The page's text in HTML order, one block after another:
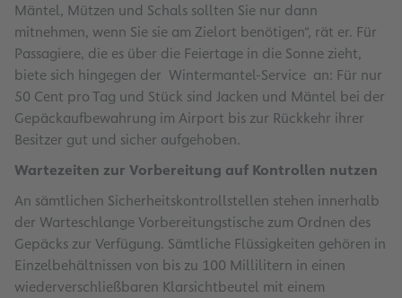
Mäntel, Mützen und Schals sollten Sie nur dann
mitnehmen, wenn Sie sie am Zielort benötigen“, rät er. Für
Passagiere, die es über die Feiertage in die Sonne zieht,
biete sich hingegen der Wintermantel-Service an: Für nur
50 Cent pro Tag und Stück sind Jacken und Mäntel bei der
Gepäckaufbewahrung im Airport bis zur Rückkehr ihrer
Besitzer gut und sicher aufgehoben.
Wartezeiten zur Vorbereitung auf Kontrollen nutzen
An sämtlichen Sicherheitskontrollstellen stehen innerhalb
der Warteschlange Vorbereitungstische zum Ordnen des
Gepäcks zur Verfügung. Sämtliche Flüssigkeiten gehören in
Einzelbehältnissen von bis zu 100 Millilitern in einen
wiederverschließbaren Klarsichtbeutel mit einem